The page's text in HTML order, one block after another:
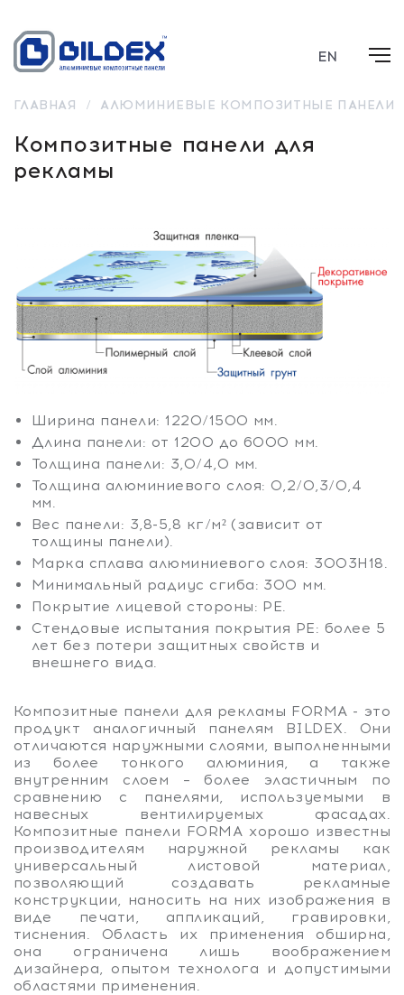
EN
ГЛАВНАЯ / АЛЮМИНИЕВЫЕ КОМПОЗИТНЫЕ ПАНЕЛИ
Композитные панели для
рекламы
Ширина панели: 1220/1500 мм.
Длина панели: от 1200 до 6000 мм.
Толщина панели: 3,0/4,0 мм.
Толщина алюминиевого слоя: 0,2/0,3/0,4
мм.
Вес панели: 3,8-5,8 кг/м² (зависит от
толщины панели).
Марка сплава алюминиевого слоя: 3003Н18.
Минимальный радиус сгиба: 300 мм.
Покрытие лицевой стороны: РЕ.
Стендовые испытания покрытия РЕ: более 5
лет без потери защитных свойств и
внешнего вида.
Композитные панели для рекламы FORMA - это
продукт аналогичный панелям BILDEX. Они
отличаются наружными слоями, выполненными
из более тонкого алюминия, а также
внутренним слоем – более эластичным по
сравнению с панелями, используемыми в
навесных вентилируемых фасадах.
Композитные панели FORMA хорошо известны
производителям наружной рекламы как
универсальный листовой материал,
позволяющий создавать рекламные
конструкции, наносить на них изображения в
виде печати, аппликаций, гравировки,
тиснения. Область их применения обширна,
она ограничена лишь воображением
дизайнера, опытом технолога и допустимыми
областями применения.